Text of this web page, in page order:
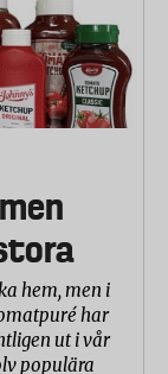
hem, men i
har
ut i vår
populära